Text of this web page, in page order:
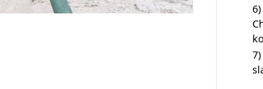
6)
7)